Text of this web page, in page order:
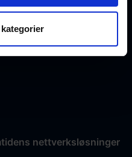
nettverksløsninger